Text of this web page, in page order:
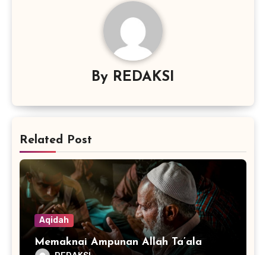
By REDAKSI
Related Post
Aqidah
Memaknai Ampunan Allah Ta’ala